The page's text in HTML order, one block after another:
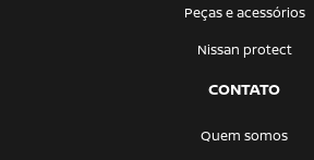
Peças e acessórios
Nissan protect
CONTATO
Quem somos